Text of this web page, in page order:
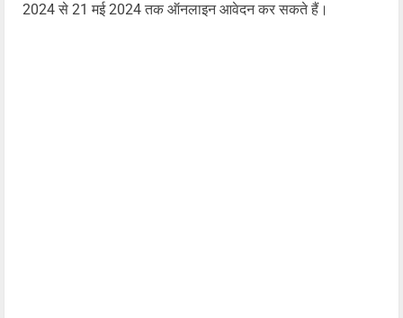
2024 से 21 मई 2024 तक ऑनलाइन आवेदन कर सकते हैं।